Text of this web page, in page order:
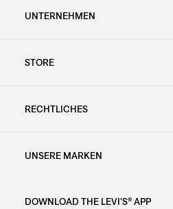
UNTERNEHMEN
STORE
RECHTLICHES
UNSERE MARKEN
DOWNLOAD THE LEVI'S® APP